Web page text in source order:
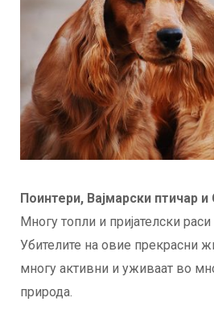
Поинтери, Вајмарски птичар и
Многу топли и пријателски
Убителите на овие прекрасни
многу активни и уживаат во
природа.